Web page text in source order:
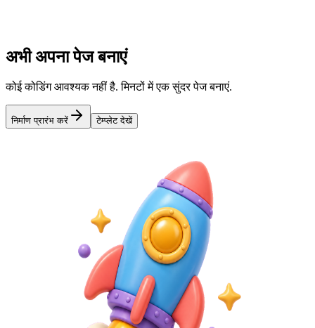
एक छोटा लिंक प्राप्त करें और हर जगह साझा करें
अभी अपना पेज बनाएं
कोई कोडिंग आवश्यक नहीं है. मिनटों में एक सुंदर पेज बनाएं.
निर्माण प्रारंभ करें टेम्प्लेट देखें